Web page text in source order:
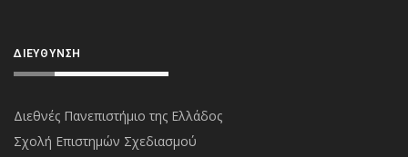
ΔΙΕΎΘΥΝΣΗ
Διεθνές Πανεπιστήμιο της Ελλάδος
Σχολή Επιστημών Σχεδιασμού